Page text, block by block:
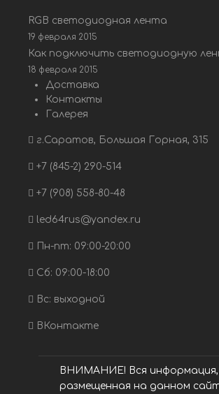
RGB светодиодная лента
19 февраля 2015
Как подключить светодиодную
18 февраля 2015
Доставка
Контакты
Галерея
г.Саратов, Большая Горная, 315
+7 (845-2) 290-514
+7 (908) 558-80-48
led64rus@yandex.ru
Пн-пт: 09:00-20:00
Сб: 09:00-18:00
Вс: выходной
ВКонтакте
ВНИМАНИЕ! Вся информация,
размещенная на данном